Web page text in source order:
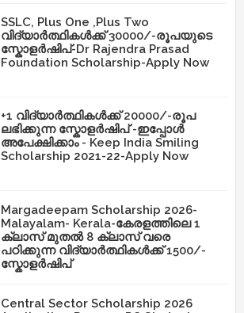
SSLC, Plus One ,Plus Two
വിദ്യാർത്ഥികൾക്ക് 30000/-രൂപയുടെ
സ്കോളർഷിപ്-Dr Rajendra Prasad
Foundation Scholarship-Apply Now
+1 വിദ്യാർത്ഥികൾക്ക് 20000/-രൂപ
ലഭിക്കുന്ന സ്കോളർഷിപ് -ഇപ്പോൾ
അപേക്ഷിക്കാം - Keep India Smiling
Scholarship 2021-22-Apply Now
Margadeepam Scholarship 2026-
Malayalam- Kerala-കേരളത്തിലെ 1
ക്ലാസ് മുതൽ 8 ക്ലാസ് വരെ
പഠിക്കുന്ന വിദ്യാർത്ഥികൾക്ക് 1500/-
സ്കോളർഷിപ്
Central Sector Scholarship 2026